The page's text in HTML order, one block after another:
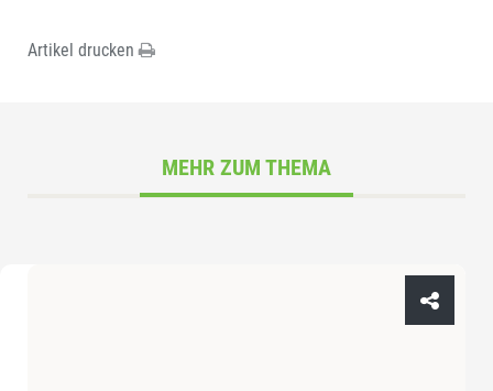
Artikel drucken
MEHR ZUM THEMA